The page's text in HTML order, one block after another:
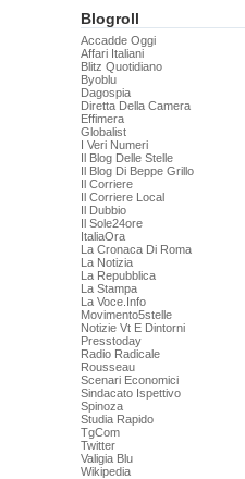
Blogroll
Accadde Oggi
Affari Italiani
Blitz Quotidiano
Byoblu
Dagospia
Diretta Della Camera
Effimera
Globalist
I Veri Numeri
Il Blog Delle Stelle
Il Blog Di Beppe Grillo
Il Corriere
Il Corriere Local
Il Dubbio
Il Sole24ore
ItaliaOra
La Cronaca Di Roma
La Notizia
La Repubblica
La Stampa
La Voce.info
Movimento5stelle
Notizie Vt E Dintorni
Presstoday
Radio Radicale
Rousseau
Scenari Economici
Sindacato Ispettivo
Spinoza
Studia Rapido
TgCom
Twitter
Valigia Blu
Wikipedia